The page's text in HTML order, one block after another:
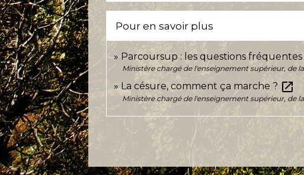
Pour en savoir plus
Parcoursup : les questions fréquentes
Ministère chargé de l'enseignement supérieur, de
La césure, comment ça marche ? open_in_new
Ministère chargé de l'enseignement supérieur, de